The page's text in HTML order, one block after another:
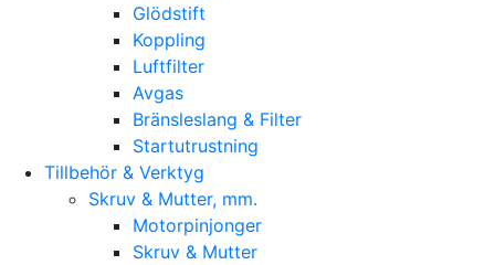
Glödstift
Koppling
Luftfilter
Avgas
Bränsleslang & Filter
Startutrustning
Tillbehör & Verktyg
Skruv & Mutter, mm.
Motorpinjonger
Skruv & Mutter